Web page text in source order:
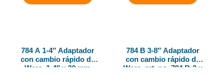
784 A 1-4″ Adaptador
con cambio rápido de
Wera, 1-4″ x 30 mm
784 B 3-8″ Adaptador
con cambio rápido de
Wera, art. no. 784 B-2 x